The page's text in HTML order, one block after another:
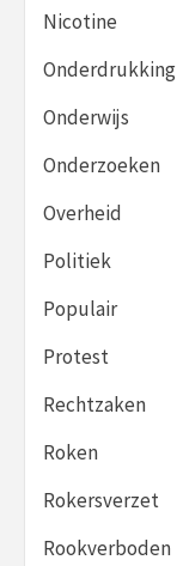
Nicotine
Onderdrukking
Onderwijs
Onderzoeken
Overheid
Politiek
Populair
Protest
Rechtzaken
Roken
Rokersverzet
Rookverboden